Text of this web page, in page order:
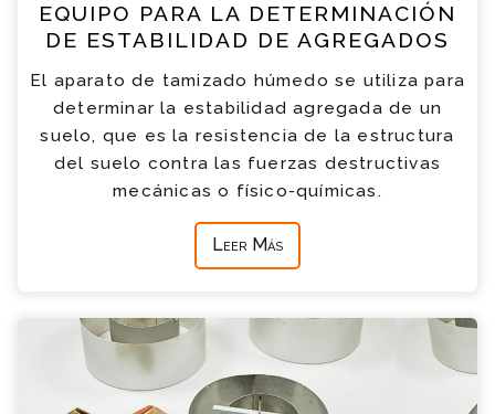
EQUIPO PARA LA DETERMINACIÓN
DE ESTABILIDAD DE AGREGADOS
El aparato de tamizado húmedo se utiliza para
determinar la estabilidad agregada de un
suelo, que es la resistencia de la estructura
del suelo contra las fuerzas destructivas
mecánicas o físico-químicas.
Leer Más